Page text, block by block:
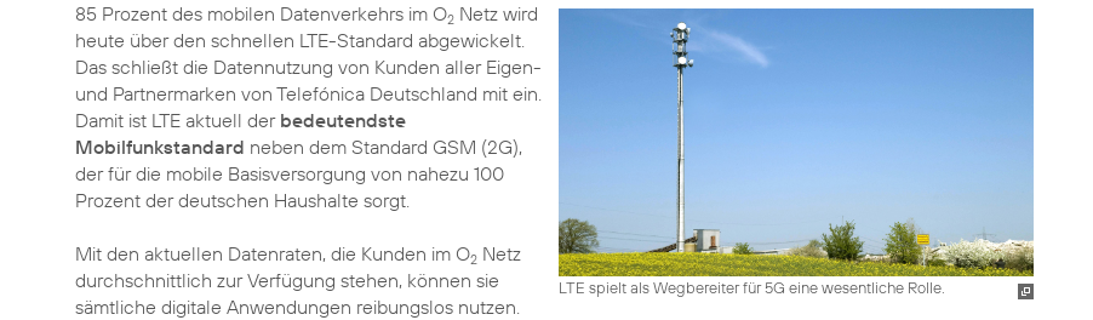
LTE spielt als Wegbereiter für 5G eine wesentliche Rolle.
85 Prozent des mobilen Datenverkehrs im O2 Netz wird
heute über den schnellen LTE-Standard abgewickelt.
Das schließt die Datennutzung von Kunden aller Eigen-
und Partnermarken von Telefónica Deutschland mit ein.
Damit ist LTE aktuell der bedeutendste
Mobilfunkstandard neben dem Standard GSM (2G),
der für die mobile Basisversorgung von nahezu 100
Prozent der deutschen Haushalte sorgt.
Mit den aktuellen Datenraten, die Kunden im O2 Netz
durchschnittlich zur Verfügung stehen, können sie
sämtliche digitale Anwendungen reibungslos nutzen.